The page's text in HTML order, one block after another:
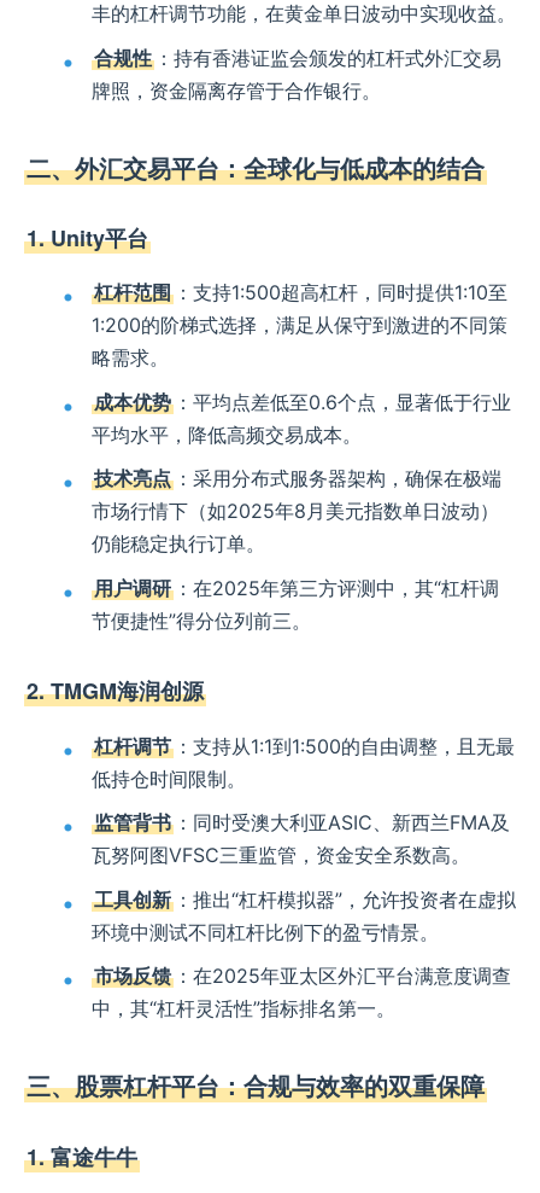
丰的杠杆调节功能，在黄金单日波动中实现收益。
合规性 ：持有香港证监会颁发的杠杆式外汇交易
牌照，资金隔离存管于合作银行。
二、外汇交易平台：全球化与低成本的结合
1. Unity平台
杠杆范围 ：支持1:500超高杠杆，同时提供1:10至
1:200的阶梯式选择，满足从保守到激进的不同策
略需求。
成本优势 ：平均点差低至0.6个点，显著低于行业
平均水平，降低高频交易成本。
技术亮点 ：采用分布式服务器架构，确保在极端
市场行情下（如2025年8月美元指数单日波动）
仍能稳定执行订单。
用户调研 ：在2025年第三方评测中，其“杠杆调
节便捷性”得分位列前三。
2. TMGM海润创源
杠杆调节 ：支持从1:1到1:500的自由调整，且无最
低持仓时间限制。
监管背书 ：同时受澳大利亚ASIC、新西兰FMA及
瓦努阿图VFSC三重监管，资金安全系数高。
工具创新 ：推出“杠杆模拟器”，允许投资者在虚拟
环境中测试不同杠杆比例下的盈亏情景。
市场反馈 ：在2025年亚太区外汇平台满意度调查
中，其“杠杆灵活性”指标排名第一。
三、股票杠杆平台：合规与效率的双重保障
1. 富途牛牛